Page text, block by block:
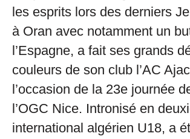
les esprits lors des derniers
à Oran avec notamment un
l’Espagne, a fait ses grands
couleurs de son club l’AC
l’occasion de la 23e journée
l’OGC Nice. Intronisé en
international algérien U18, a